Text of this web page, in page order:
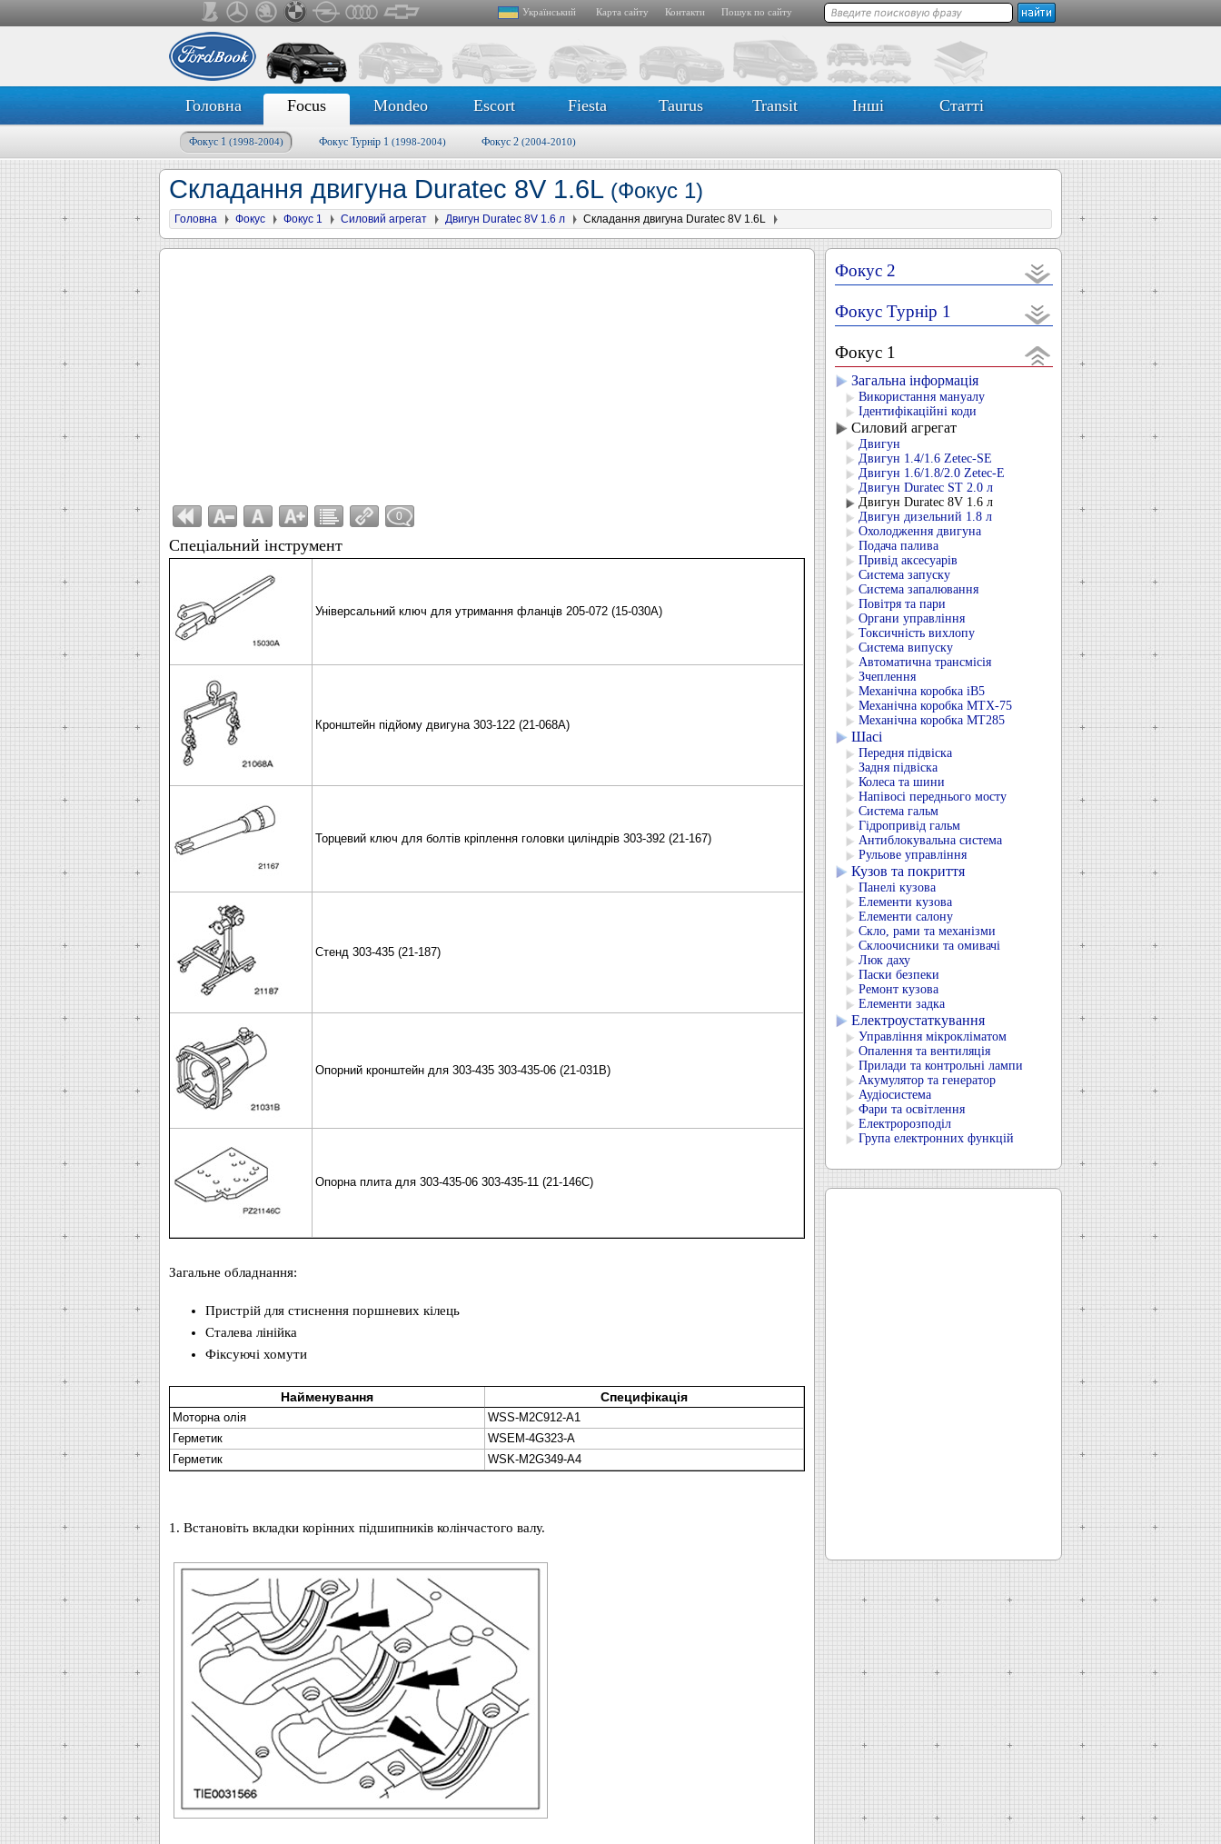
Український Карта сайту Контакти Пошук по сайту
Головна Focus Mondeo Escort Fiesta Taurus Transit Інші Статті
Фокус 1 (1998-2004) Фокус Турнір 1 (1998-2004) Фокус 2 (2004-2010)
Складання двигуна Duratec 8V 1.6L (Фокус 1)
Головна Фокус Фокус 1 Силовий агрегат Двигун Duratec 8V 1.6 л Складання двигуна Duratec 8V 1.6L
0
Спеціальний інструмент
Універсальний ключ для утримання фланців 205-072 (15-030А)
Кронштейн підйому двигуна 303-122 (21-068А)
Торцевий ключ для болтів кріплення головки циліндрів 303-392 (21-167)
Стенд 303-435 (21-187)
Опорний кронштейн для 303-435 303-435-06 (21-031В)
Опорна плита для 303-435-06 303-435-11 (21-146С)
Загальне обладнання:
Пристрій для стиснення поршневих кілець
Сталева лінійка
Фіксуючі хомути
Найменування Специфікація
Моторна олія
WSS-M2C912-A1
Герметик
WSEM-4G323-A
Герметик
WSK-M2G349-A4
1. Встановіть вкладки корінних підшипників колінчастого валу.
Фокус 2
Фокус Турнір 1
Фокус 1
Загальна інформація
Використання мануалу
Ідентифікаційні коди
Силовий агрегат
Двигун
Двигун 1.4/1.6 Zetec-SE
Двигун 1.6/1.8/2.0 Zetec-E
Двигун Duratec ST 2.0 л
Двигун Duratec 8V 1.6 л
Двигун дизельний 1.8 л
Охолодження двигуна
Подача палива
Привід аксесуарів
Система запуску
Система запалювання
Повітря та пари
Органи управління
Токсичність вихлопу
Система випуску
Автоматична трансмісія
Зчеплення
Механічна коробка iB5
Механічна коробка MTX-75
Механічна коробка MT285
Шасі
Передня підвіска
Задня підвіска
Колеса та шини
Напівосі переднього мосту
Система гальм
Гідропривід гальм
Антиблокувальна система
Рульове управління
Кузов та покриття
Панелі кузова
Елементи кузова
Елементи салону
Скло, рами та механізми
Склоочисники та омивачі
Люк даху
Паски безпеки
Ремонт кузова
Елементи задка
Електроустаткування
Управління мікрокліматом
Опалення та вентиляція
Прилади та контрольні лампи
Акумулятор та генератор
Аудіосистема
Фари та освітлення
Електророзподіл
Група електронних функцій